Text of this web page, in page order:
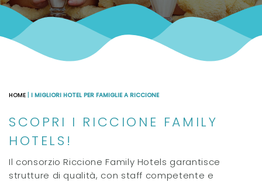
HOME I MIGLIORI HOTEL PER FAMIGLIE A RICCIONE
SCOPRI I RICCIONE FAMILY
HOTELS!
Il consorzio Riccione Family Hotels garantisce
strutture di qualità, con staff competente e